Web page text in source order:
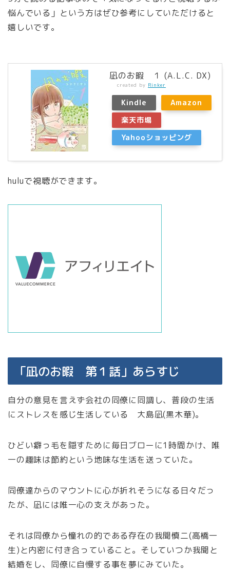
悩んでいる」という方はぜひ参考にしていただけると
嬉しいです。
凪のお暇 １ (A.L.C. DX)
created by Rinker
Kindle
Amazon
楽天市場
Yahooショッピング
huluで視聴ができます。
「凪のお暇 第１話」あらすじ
自分の意見を言えず会社の同僚に同調し、普段の生活
にストレスを感じ生活している 大島凪(黒木華)。
ひどい癖っ毛を隠すために毎日ブローに1時間かけ、唯
一の趣味は節約という地味な生活を送っていた。
同僚達からのマウントに心が折れそうになる日々だっ
たが、凪には唯一心の支えがあった。
それは同僚から憧れの的である存在の我聞慎二(高橋一
生)と内密に付き合っていること。そしていつか我聞と
結婚をし、同僚に自慢する事を夢にみていた。